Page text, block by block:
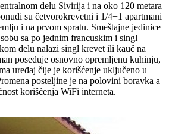
delu Sivirija i na oko 120 metara
su četvorokrevetni i 1/4+1 apartmani
i na prvom spratu. Smeštajne jedinice
sa po jednim francuskim i singl
delu nalazi singl krevet ili kauč na
poseduje osnovno opremljenu kuhinju,
uređaj čije je korišćenje uključeno u
posteljine je na polovini boravka a
korišćenja WiFi interneta.